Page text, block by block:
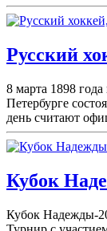
Русский
8 марта 1898
Петербурге
день считают
Кубок
Кубок Надежды-